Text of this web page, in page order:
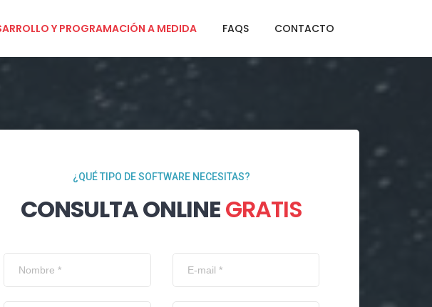
Y PROGRAMACIÓN A MEDIDA FAQS CONTACTO
¿QUÉ TIPO DE SOFTWARE NECESITAS?
CONSULTA ONLINEGRATIS